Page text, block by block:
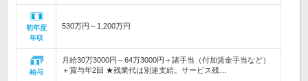
初年度
年収
530万円～1,200万円
給与
月給30万3000円～64万3000円＋諸手当（付加賃金手当など）
＋賞与年2回 ★残業代は別途支給。サービス残…